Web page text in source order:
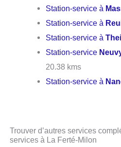
Station-service à
Station-service à
Station-service à
Station-service
20.38 kms
Station-service à
Trouver d’autres services
services à La Ferté-Milon